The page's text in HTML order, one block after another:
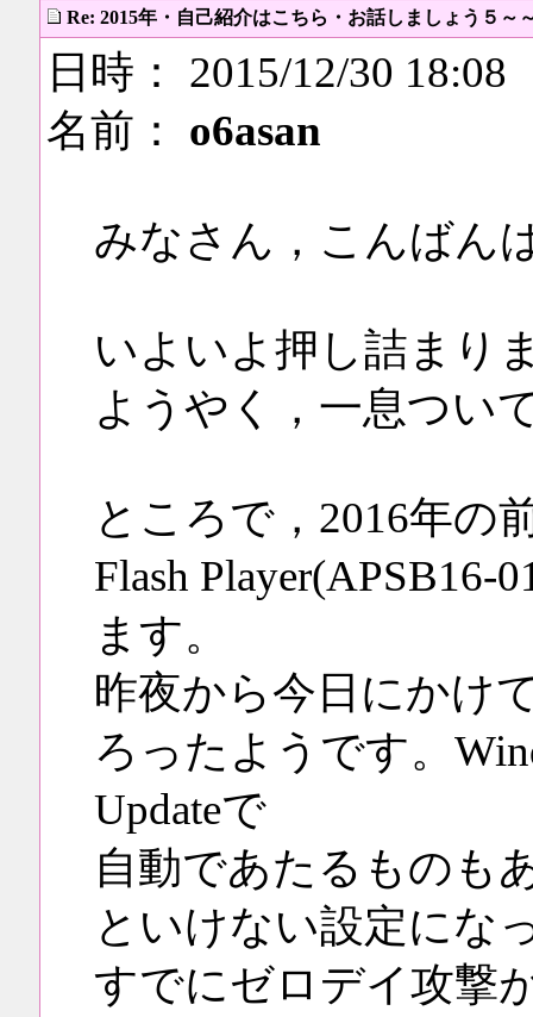
Re: 2015年・自己紹介はこちら・お話しましょう５～
日時： 2015/12/30 18:08
名前： o6asan
みなさん，こんばん
いよいよ押し詰まり
ようやく，一息つい
ところで，2016年の
Flash
ます。
昨夜から今日にかけ
ろったようです。
Updateで
自動であたるものも
といけない設定にな
すでにゼロデイ攻撃